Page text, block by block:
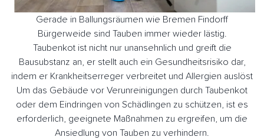
Gerade in Ballungsräumen wie Bremen Findorff
Bürgerweide sind Tauben immer wieder lästig.
Taubenkot ist nicht nur unansehnlich und greift die
Bausubstanz an, er stellt auch ein Gesundheitsrisiko dar,
indem er Krankheitserreger verbreitet und Allergien auslöst
Um das Gebäude vor Verunreinigungen durch Taubenkot
oder dem Eindringen von Schädlingen zu schützen, ist es
erforderlich, geeignete Maßnahmen zu ergreifen, um die
Ansiedlung von Tauben zu verhindern.